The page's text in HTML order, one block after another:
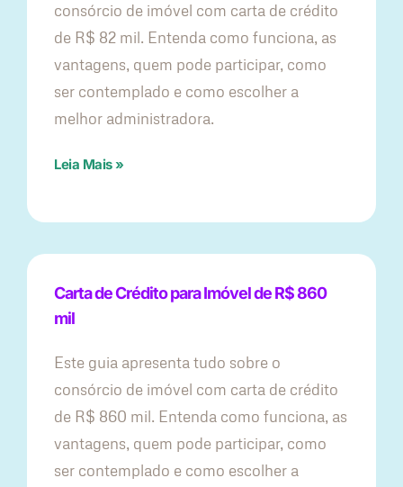
consórcio de imóvel com carta de crédito
de R$ 82 mil. Entenda como funciona, as
vantagens, quem pode participar, como
ser contemplado e como escolher a
melhor administradora.
Leia Mais »
Carta de Crédito para Imóvel de R$ 860
mil
Este guia apresenta tudo sobre o
consórcio de imóvel com carta de crédito
de R$ 860 mil. Entenda como funciona, as
vantagens, quem pode participar, como
ser contemplado e como escolher a